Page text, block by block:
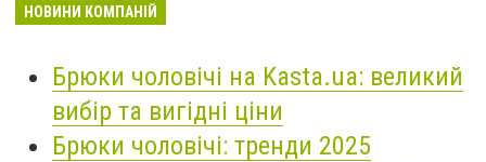
НОВИНИ КОМПАНІЙ
Брюки чоловічі на Kasta.ua: великий
вибір та вигідні ціни
Брюки чоловічі: тренди 2025